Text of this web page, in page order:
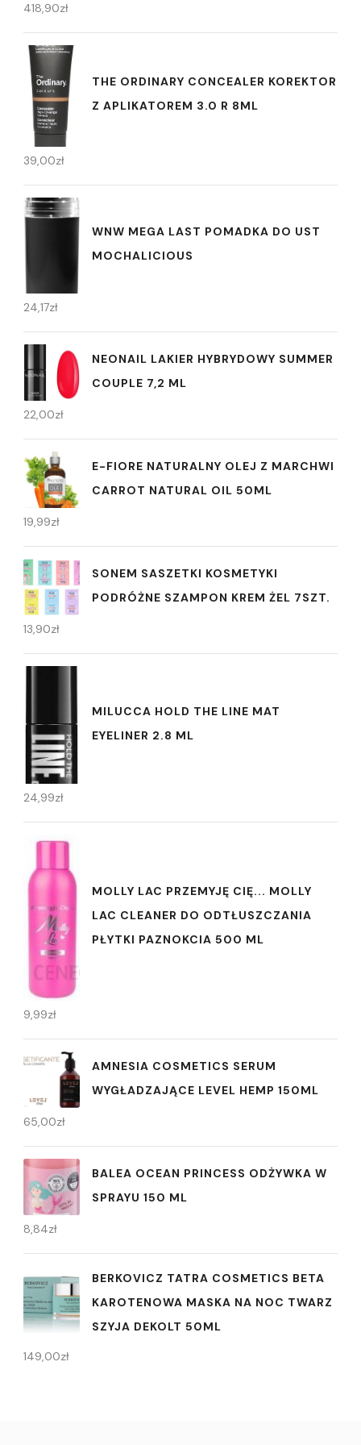
418,90zł
THE ORDINARY CONCEALER KOREKTOR
Z APLIKATOREM 3.0 R 8ML
39,00zł
WNW MEGA LAST POMADKA DO UST
MOCHALICIOUS
24,17zł
NEONAIL LAKIER HYBRYDOWY SUMMER
COUPLE 7,2 ML
22,00zł
E-FIORE NATURALNY OLEJ Z MARCHWI
CARROT NATURAL OIL 50ML
19,99zł
SONEM SASZETKI KOSMETYKI
PODRÓŻNE SZAMPON KREM ŻEL 7SZT.
13,90zł
MILUCCA HOLD THE LINE MAT
EYELINER 2.8 ML
24,99zł
MOLLY LAC PRZEMYJĘ CIĘ... MOLLY
LAC CLEANER DO ODTŁUSZCZANIA
PŁYTKI PAZNOKCIA 500 ML
9,99zł
AMNESIA COSMETICS SERUM
WYGŁADZAJĄCE LEVEL HEMP 150ML
65,00zł
BALEA OCEAN PRINCESS ODŻYWKA W
SPRAYU 150 ML
8,84zł
BERKOVICZ TATRA COSMETICS BETA
KAROTENOWA MASKA NA NOC TWARZ
SZYJA DEKOLT 50ML
149,00zł